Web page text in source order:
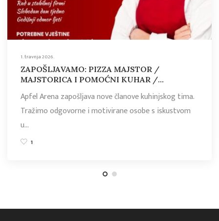
1. travnja 2026.
ZAPOŠLJAVAMO: PIZZA MAJSTOR /
MAJSTORICA I POMOĆNI KUHAR /
Apfel Arena zapošljava nove članove kuhinjskog tima.
Tražimo odgovorne i motivirane osobe s iskustvom
u…
1